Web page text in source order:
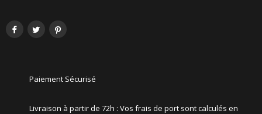
Paiement Sécurisé
Livraison à partir de 72h : Vos frais de port sont calculés en